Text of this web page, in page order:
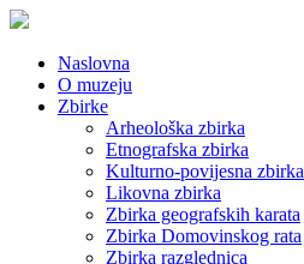
Naslovna
O muzeju
Zbirke
Arheološka zbirka
Etnografska zbirka
Kulturno-povijesna zbirka
Likovna zbirka
Zbirka geografskih karata
Zbirka Domovinskog rata
Zbirka razglednica